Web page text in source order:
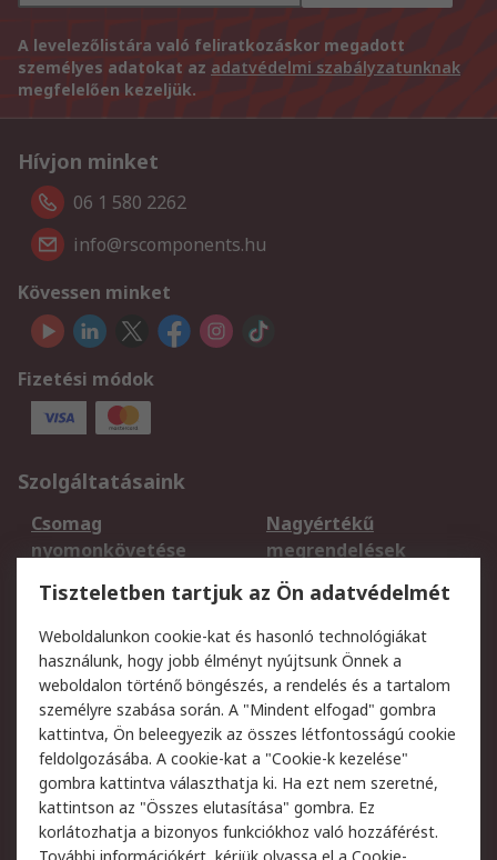
A levelezőlistára való feliratkozáskor megadott
személyes adatokat az adatvédelmi szabályzatunknak
megfelelően kezeljük.
Hívjon minket
06 1 580 2262
info@rscomponents.hu
Kövessen minket
Fizetési módok
Szolgáltatásaink
Csomag
nyomonkövetése
Nagyértékű
megrendelések
Regisztráció
Szállítás
Termékvisszaküldés
Szolgáltatások
Jogi
Adatvédelmi
szabályzat
Az RS értékesítési
feltételei
Cookie szabályzat
Email biztonság
Webhelyre vonatkozó
Weboldal felhasználói
Tiszteletben tartjuk az Ön adatvédelmét
Weboldalunkon cookie-kat és hasonló technológiákat
használunk, hogy jobb élményt nyújtsunk Önnek a
weboldalon történő böngészés, a rendelés és a tartalom
személyre szabása során. A "Mindent elfogad" gombra
kattintva, Ön beleegyezik az összes létfontosságú cookie
feldolgozásába. A cookie-kat a "Cookie-k kezelése"
gombra kattintva választhatja ki. Ha ezt nem szeretné,
kattintson az "Összes elutasítása" gombra. Ez
korlátozhatja a bizonyos funkciókhoz való hozzáférést.